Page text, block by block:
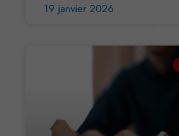
19 janvier 2026